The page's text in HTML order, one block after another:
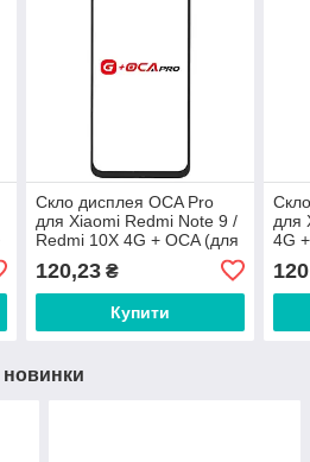
Скло дисплея OCA Pro
для Xiaomi Redmi Note 9 /
Redmi 10X 4G + OCA (для
120,23₴
Купити
для
4G
новинки